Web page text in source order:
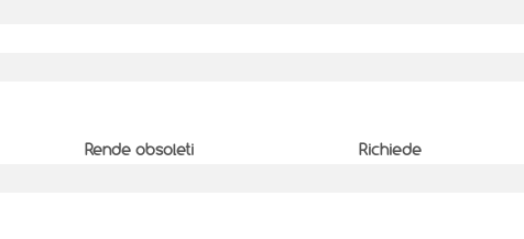
Rende obsoleti Richiede